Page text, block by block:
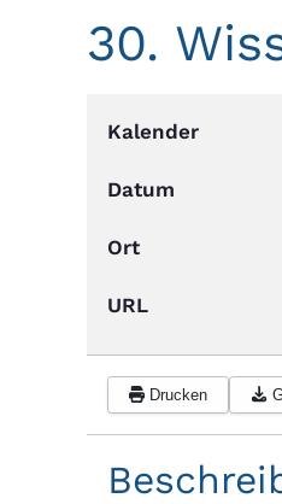
30.
Kalender
Datum
Ort
URL
Drucken